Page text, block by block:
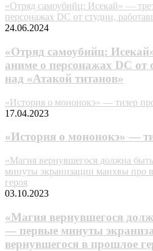
«Отряд самоубийц: Исекай» —
персонажах DC от студии,
24.06.2024
«Отряд самоубийц:
аниме о персонажах DC от
над «Атакой титанов»
«История о мононокэ» — тизер
17.04.2023
«История о мононокэ» —
«Maгия вepнyвшeгocя дoлжнa
минуты экpaнизaции мaнxвы пpo
гepoя
03.10.2023
«Maгия вepнyвшeгocя
— первые минуты
вepнyвшeгocя в пpoшлoe